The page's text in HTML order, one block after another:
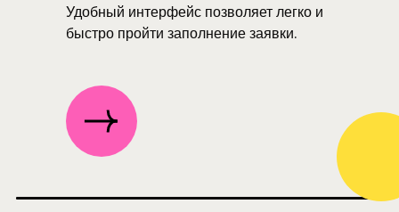
Удобный интерфейс позволяет легко и
быстро пройти заполнение заявки.